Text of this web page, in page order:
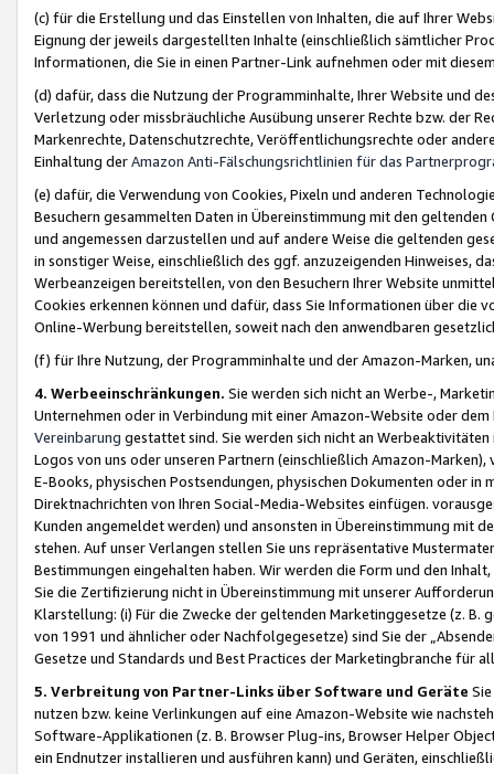
(c) für die Erstellung und das Einstellen von Inhalten, die auf Ihrer
Eignung der jeweils dargestellten Inhalte (einschließlich sämtlicher
Informationen, die Sie in einen Partner-Link aufnehmen oder mit
(d) dafür, dass die Nutzung der Programminhalte, Ihrer Website und
Verletzung oder missbräuchliche Ausübung unserer Rechte bzw. der
Markenrechte, Datenschutzrechte, Veröffentlichungsrechte oder
Einhaltung derAmazon Anti-Fälschungsrichtlinien für das
(e) dafür, die Verwendung von Cookies, Pixeln und anderen
Besuchern gesammelten Daten in Übereinstimmung mit den
und angemessen darzustellen und auf andere Weise die geltenden
in sonstiger Weise, einschließlich des ggf. anzuzeigenden Hinweises,
Werbeanzeigen bereitstellen, von den Besuchern Ihrer Website
Cookies erkennen können und dafür, dass Sie Informationen über die
Online-Werbung bereitstellen, soweit nach den anwendbaren
(f) für Ihre Nutzung, der Programminhalte und der Amazon-Marken,
4. Werbeeinschränkungen. Sie werden sich nicht an Werbe-,
Unternehmen oder in Verbindung mit einer Amazon-Website oder
Vereinbarung gestattet sind. Sie werden sich nicht an
Logos von uns oder unseren Partnern (einschließlich Amazon-
E-Books, physischen Postsendungen, physischen Dokumenten oder in
Direktnachrichten von Ihren Social-Media-Websites einfügen.
Kunden angemeldet werden) und ansonsten in Übereinstimmung mit
stehen. Auf unser Verlangen stellen Sie uns repräsentative
Bestimmungen eingehalten haben. Wir werden die Form und den
Sie die Zertifizierung nicht in Übereinstimmung mit unserer
Klarstellung: (i) Für die Zwecke der geltenden Marketinggesetze (z. B.
von 1991 und ähnlicher oder Nachfolgegesetze) sind Sie der
Gesetze und Standards und Best Practices der Marketingbranche für
5. Verbreitung von Partner-Links über Software und Geräte
nutzen bzw. keine Verlinkungen auf eine Amazon-Website wie
Software-Applikationen (z. B. Browser Plug-ins, Browser Helper
ein Endnutzer installieren und ausführen kann) und Geräten,